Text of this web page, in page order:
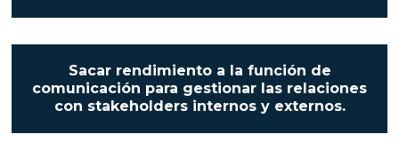
Sacar rendimiento a la función de
comunicación para gestionar las relaciones
con stakeholders internos y externos.